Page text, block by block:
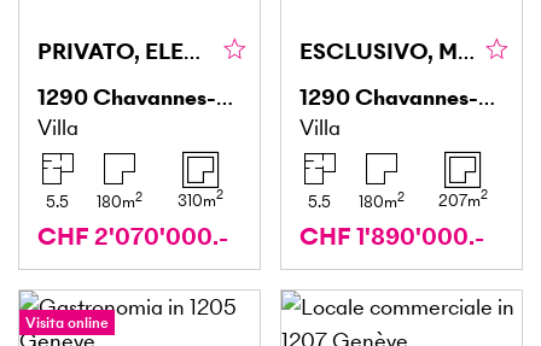
PRIVATO, ELEGANTE & ADATTO ALLE FAMIGLIE
1290Chavannes-des-Bois
Villa
5.5 180m2 310m2
CHF 2'070'000.-
ESCLUSIVO, MODERNO & CON GIARDINO
1290Chavannes-des-Bois
Villa
5.5 180m2 207m2
CHF 1'890'000.-
Visita online